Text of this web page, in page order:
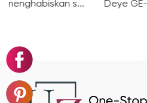
Deye GE-F Mencapai